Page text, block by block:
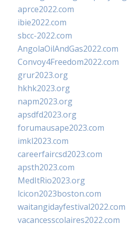
aprce2022.com
ibie2022.com
sbcc-2022.com
AngolaOilAndGas2022.com
Convoy4Freedom2022.com
grur2023.org
hkhk2023.org
napm2023.org
apsdfd2023.org
forumausape2023.com
imkl2023.com
careerfaircsd2023.com
apsth2023.com
MedItRio2023.org
lcicon2023boston.com
waitangidayfestival2022.com
vacancesscolaires2022.com